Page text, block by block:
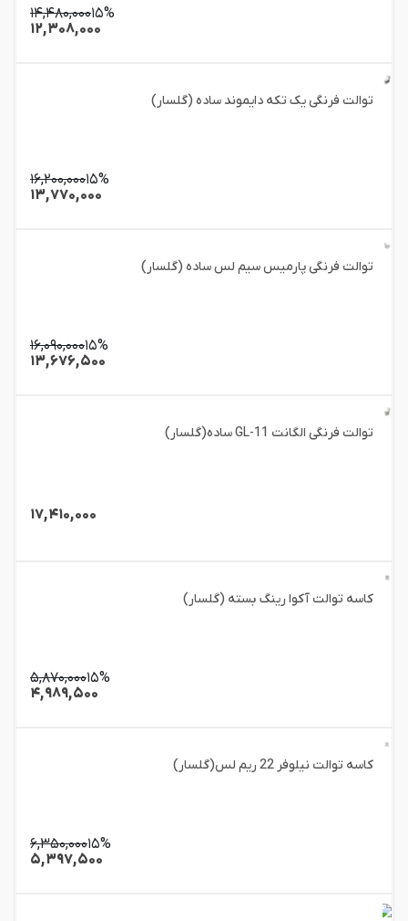
۱۴,۴۸۰,۰۰۰۱۵%
۱۲,۳۰۸,۰۰۰
توالت فرنگی یک تکه دایموند ساده (گلسار)
۱۶,۲۰۰,۰۰۰۱۵%
۱۳,۷۷۰,۰۰۰
توالت فرنگی پارمیس سیم لس ساده (گلسار)
۱۶,۰۹۰,۰۰۰۱۵%
۱۳,۶۷۶,۵۰۰
توالت فرنگی الگانت GL-11 ساده(گلسار)
۱۷,۴۱۰,۰۰۰
کاسه توالت آکوا رینگ بسته (گلسار)
۵,۸۷۰,۰۰۰۱۵%
۴,۹۸۹,۵۰۰
کاسه توالت نیلوفر 22 ریم لس(گلسار)
۶,۳۵۰,۰۰۰۱۵%
۵,۳۹۷,۵۰۰